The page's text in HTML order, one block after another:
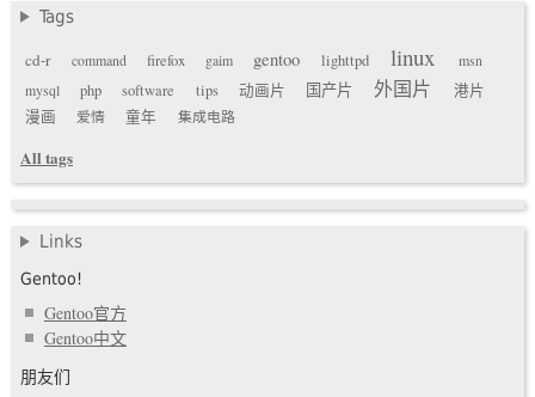
Tags
cd-r
command firefox gaim gentoo lighttpd linux
msn
mysql
php software tips 动画片 国产片 外国片
港片
漫画
爱情 童年 集成电路
All tags
Links
Gentoo!
Gentoo官方
Gentoo中文
朋友们